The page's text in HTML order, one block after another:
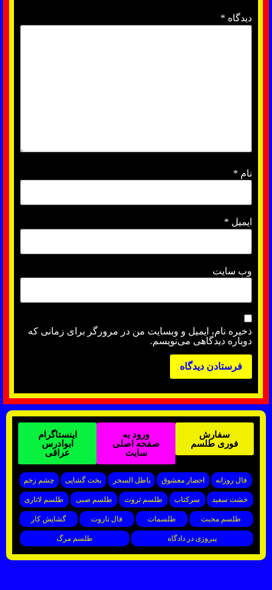
دیدگاه *
نام *
ایمیل *
وب‌ سایت
ذخیره نام، ایمیل و وبسایت من در مرورگر برای زمانی که
دوباره دیدگاهی می‌نویسم.
سفارش
فوری طلسم
ورود به
صفحه اصلی
سایت
اینستاگرام
ابوادرس
عراقی
فال روزانه احضار معشوق باطل السحر بخت گشایی چشم زخم
خشت سفید سرکتاب طلسم ثروت طلسم صبی طلسم لاتاری
طلسم محبت طلسمات فال تاروت گشایش کار
پیروزی در دادگاه طلسم مرگ